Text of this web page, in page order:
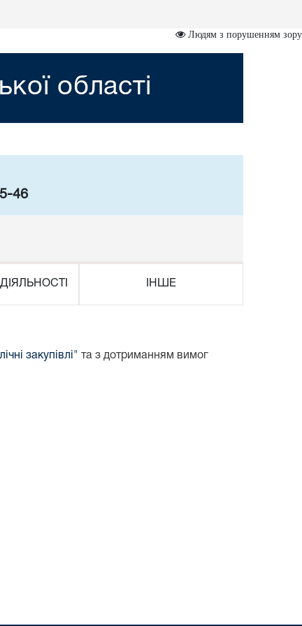
Людям з порушенням зору
області
46
ІНШЕ
закупівлі" та з дотриманням вимог